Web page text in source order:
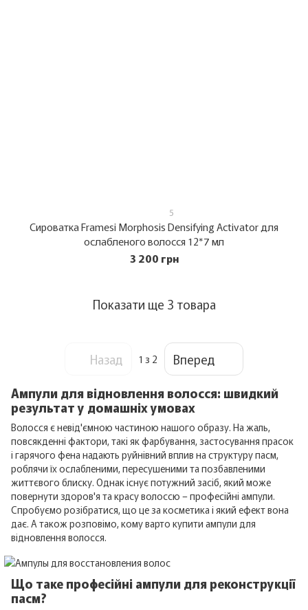
5
Сироватка Framesi Morphosis Densifying Activator для
ослабленого волосся 12*7 мл
3 200 грн
Показати ще 3 товара
Назад 1 з 2
Вперед
Ампули для відновлення волосся: швидкий
результат у домашніх умовах
Волосся є невід'ємною частиною нашого образу. На жаль,
повсякденні фактори, такі як фарбування, застосування прасок
і гарячого фена надають руйнівний вплив на структуру пасм,
роблячи їх ослабленими, пересушеними та позбавленими
життєвого блиску. Однак існує потужний засіб, який може
повернути здоров'я та красу волоссю – професійні ампули.
Спробуємо розібратися, що це за косметика і який ефект вона
дає. А також розповімо, кому варто купити ампули для
відновлення волосся.
Що таке професійні ампули для реконструкції
пасм?